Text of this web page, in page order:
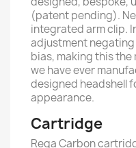
(patent pending).
integrated arm clip.
adjustment
bias, making this the
we have ever
designed headshell
appearance.
Cartridge
Rega Carbon